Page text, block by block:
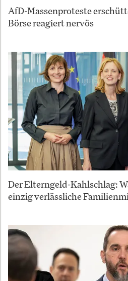
AfD-Massenproteste
Börse reagiert nervös
Der Elterngeld-Kahlschlag:
einzig verlässliche